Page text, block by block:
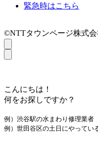
緊急時はこちら
©NTTタウンページ株式会
こんにちは！
何をお探しですか？
例）渋谷駅の水まわり修理業者
例）世田谷区の土日にやってい